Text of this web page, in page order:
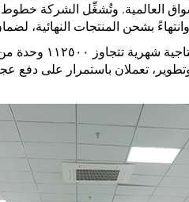
العالمية. وتُشغِّل الشركة خطوط
بشحن المنتجات النهائية،
بحث وتطوير، تعملان باستمرار على